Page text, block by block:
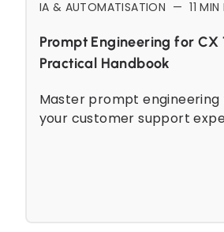
IA & AUTOMATISATION —11 MIN
Prompt Engineering for CX
Practical Handbook
Master prompt
your customer support